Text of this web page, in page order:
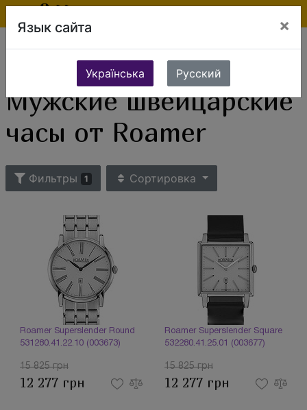
Ювелирные изделия Часы
Мужские часы
Мужские швейцарские часы от Roamer
Мужские швейцарские
часы от Roamer
Фильтры 1 Сортировка
Roamer Superslender Round
531280.41.22.10 (003673)
15 825 грн
12 277 грн
Roamer Superslender Square
532280.41.25.01 (003677)
15 825 грн
12 277 грн
Язык сайта ×
Українська Русский